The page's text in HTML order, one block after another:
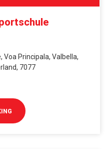
Voa Principala, Valbella,
7077